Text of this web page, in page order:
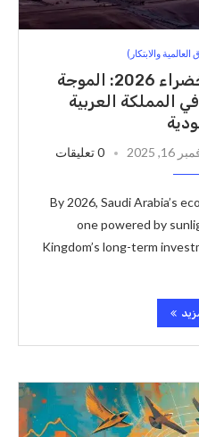
والابتكار)
استثمارات الطاقة الخضراء 2026: الموجة
المملكة العربية
16, 2025 0 تعليقات
By 2026, Saudi Arabia’s
one powered by
Kingdom’s long-term